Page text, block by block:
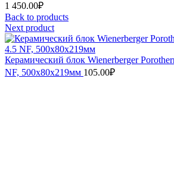
1 450.00₽
Back to products
Next product
Керамический блок Wienerberger
NF, 500х80х219мм 105.00₽